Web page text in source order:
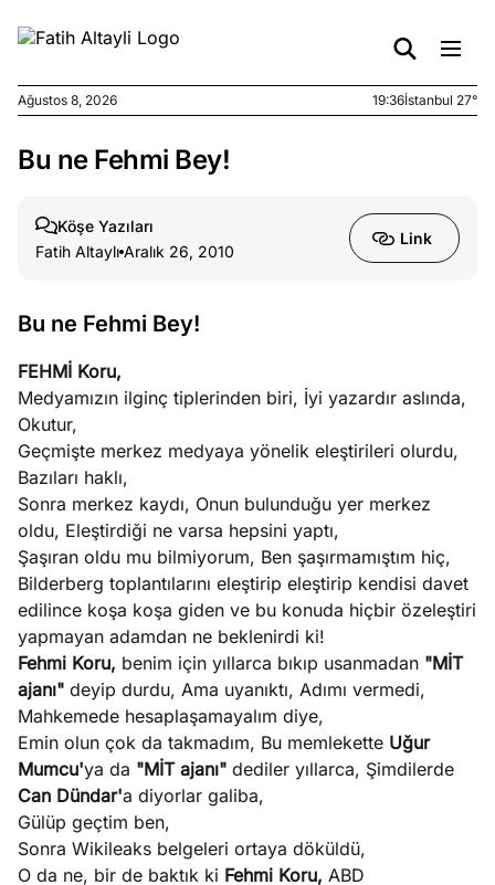
Ağustos
kirli
6, 2026
yasalar
Ağustos
5, 2026
stok
caiz
Köşe
Yazıları
Spor
Yazıları
Yazıları
Ağustos 8, 2026 19:36İstanbul 27°
Bu ne Fehmi Bey!
Köşe Yazıları
Fatih Altaylı Aralık 26, 2010
Link
Bu ne Fehmi Bey!
FEHMİ Koru,
Medyamızın ilginç tiplerinden biri, İyi yazardır aslında,
Okutur,
Geçmişte merkez medyaya yönelik eleştirileri olurdu,
Bazıları haklı,
Sonra merkez kaydı, Onun bulunduğu yer merkez
oldu, Eleştirdiği ne varsa hepsini yaptı,
Şaşıran oldu mu bilmiyorum, Ben şaşırmamıştım hiç,
Bilderberg toplantılarını eleştirip eleştirip kendisi davet
edilince koşa koşa giden ve bu konuda hiçbir özeleştiri
yapmayan adamdan ne beklenirdi ki!
Fehmi Koru, benim için yıllarca bıkıp usanmadan "MİT
ajanı" deyip durdu, Ama uyanıktı, Adımı vermedi,
Mahkemede hesaplaşamayalım diye,
Emin olun çok da takmadım, Bu memlekette Uğur
Mumcu'ya da "MİT ajanı" dediler yıllarca, Şimdilerde
Can Dündar'a diyorlar galiba,
Gülüp geçtim ben,
Sonra Wikileaks belgeleri ortaya döküldü,
O da ne, bir de baktık ki Fehmi Koru, ABD